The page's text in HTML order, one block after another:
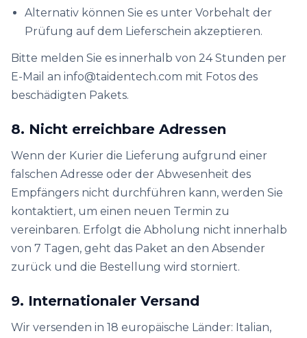
Alternativ können Sie es unter Vorbehalt der
Prüfung auf dem Lieferschein akzeptieren.
Bitte melden Sie es innerhalb von 24 Stunden per
E-Mail an info@taidentech.com mit Fotos des
beschädigten Pakets.
8. Nicht erreichbare Adressen
Wenn der Kurier die Lieferung aufgrund einer
falschen Adresse oder der Abwesenheit des
Empfängers nicht durchführen kann, werden Sie
kontaktiert, um einen neuen Termin zu
vereinbaren. Erfolgt die Abholung nicht innerhalb
von 7 Tagen, geht das Paket an den Absender
zurück und die Bestellung wird storniert.
9. Internationaler Versand
Wir versenden in 18 europäische Länder: Italian,